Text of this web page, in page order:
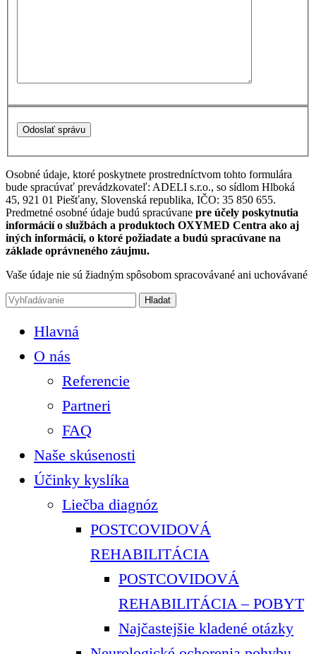
Osobné údaje, ktoré poskytnete prostredníctvom tohto formulára
bude spracúvať prevádzkovateľ: ADELI s.r.o., so sídlom Hlboká
45, 921 01 Piešťany, Slovenská republika, IČO: 35 850 655.
Predmetné osobné údaje budú spracúvane pre účely poskytnutia
informácií o službách a produktoch OXYMED Centra ako aj
iných informácií, o ktoré požiadate a budú spracúvane na
základe oprávneného záujmu.
Vaše údaje nie sú žiadným spôsobom spracovávané ani uchovávané
Hlavná
O nás
Referencie
Partneri
FAQ
Naše skúsenosti
Účinky kyslíka
Liečba diagnóz
POSTCOVIDOVÁ
REHABILITÁCIA
POSTCOVIDOVÁ
REHABILITÁCIA – POBYT
Najčastejšie kladené otázky